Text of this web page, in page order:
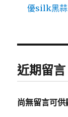
優silk黑蒜
近期留言
尚無留言可供